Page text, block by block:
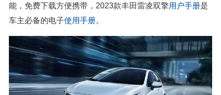
能，免费下载方便携带，2023款丰田雷凌双擎用户手册是
车主必备的电子使用手册。